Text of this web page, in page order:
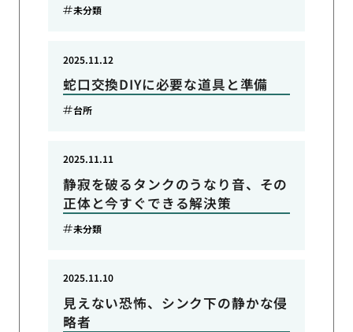
未分類
蛇口交換DIYに必要な道具と準備
2025.11.12
台所
静寂を破るタンクのうなり音、その
正体と今すぐできる解決策
2025.11.11
未分類
見えない恐怖、シンク下の静かな侵
略者
2025.11.10